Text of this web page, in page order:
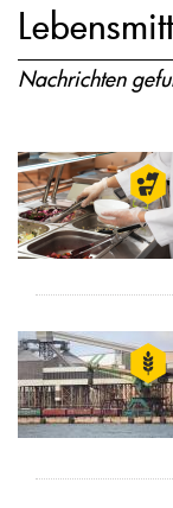
Nachrichten